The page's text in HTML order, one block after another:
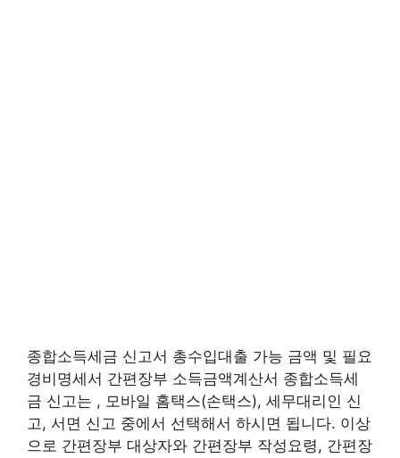
종합소득세금 신고서 총수입대출 가능 금액 및 필요
경비명세서 간편장부 소득금액계산서 종합소득세
금 신고는 , 모바일 홈택스(손택스), 세무대리인 신
고, 서면 신고 중에서 선택해서 하시면 됩니다. 이상
으로 간편장부 대상자와 간편장부 작성요령, 간편장